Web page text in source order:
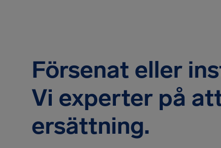
Försenat eller
Vi experter på
ersättning.